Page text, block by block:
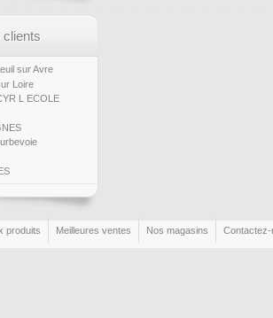
clients
sur Avre
Loire
L ECOLE
produits Meilleures ventes Nos magasins Contactez-